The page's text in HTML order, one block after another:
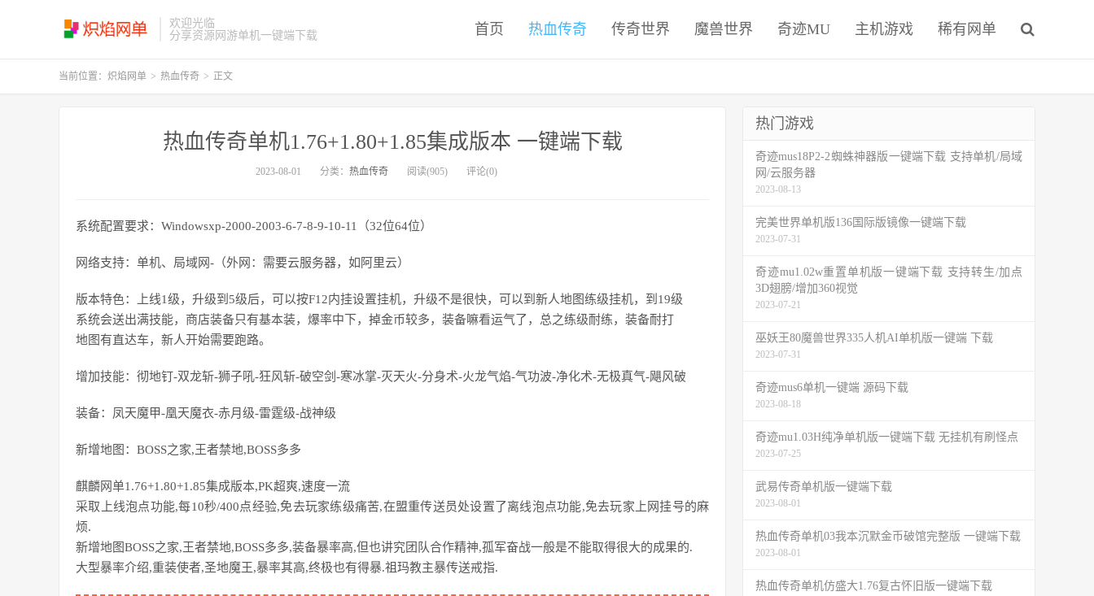
欢迎光临
分享资源网游单机一键端下载
首页 热血传奇 传奇世界 魔兽世界 奇迹MU 主机游戏 稀有网单
当前位置： 炽焰网单 > 热血传奇 > 正文
热血传奇单机1.76+1.80+1.85集成版本 一键端下载
2023-08-01 分类： 热血传奇 阅读(905) 评论(0)
系统配置要求：Windowsxp-2000-2003-6-7-8-9-10-11（32位64位）
网络支持：单机、局域网-（外网：需要云服务器，如阿里云）
版本特色：上线1级，升级到5级后，可以按F12内挂设置挂机，升级不是很快，可以到新人地图练级挂机，到19级
系统会送出满技能，商店装备只有基本装，爆率中下，掉金币较多，装备嘛看运气了，总之练级耐练，装备耐打
地图有直达车，新人开始需要跑路。
增加技能：彻地钉-双龙斩-狮子吼-狂风斩-破空剑-寒冰掌-灭天火-分身术-火龙气焰-气功波-净化术-无极真气-飓风破
装备：凤天魔甲-凰天魔衣-赤月级-雷霆级-战神级
新增地图：BOSS之家,王者禁地,BOSS多多
麒麟网单1.76+1.80+1.85集成版本,PK超爽,速度一流
采取上线泡点功能,每10秒/400点经验,免去玩家练级痛苦,在盟重传送员处设置了离线泡点功能,免去玩家上网挂号的麻
烦.
新增地图BOSS之家,王者禁地,BOSS多多,装备暴率高,但也讲究团队合作精神,孤军奋战一般是不能取得很大的成果的.
大型暴率介绍,重装使者,圣地魔王,暴率其高,终极也有得暴.祖玛教主暴传送戒指.
热门游戏
奇迹mus18P2-2蜘蛛神器版一键端下载 支持单机/局域
网/云服务器
2023-08-13
完美世界单机版136国际版镜像一键端下载
2023-07-31
奇迹mu1.02w重置单机版一键端下载 支持转生/加点
3D翅膀/增加360视觉
2023-07-21
巫妖王80魔兽世界335人机AI单机版一键端 下载
2023-07-31
奇迹mus6单机一键端 源码下载
2023-08-18
奇迹mu1.03H纯净单机版一键端下载 无挂机有刷怪点
2023-07-25
武易传奇单机版一键端下载
2023-08-01
热血传奇单机03我本沉默金币破馆完整版 一键端下载
2023-08-01
热血传奇单机仿盛大1.76复古怀旧版一键端下载